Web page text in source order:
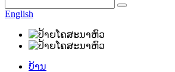
English
ບ້ານ